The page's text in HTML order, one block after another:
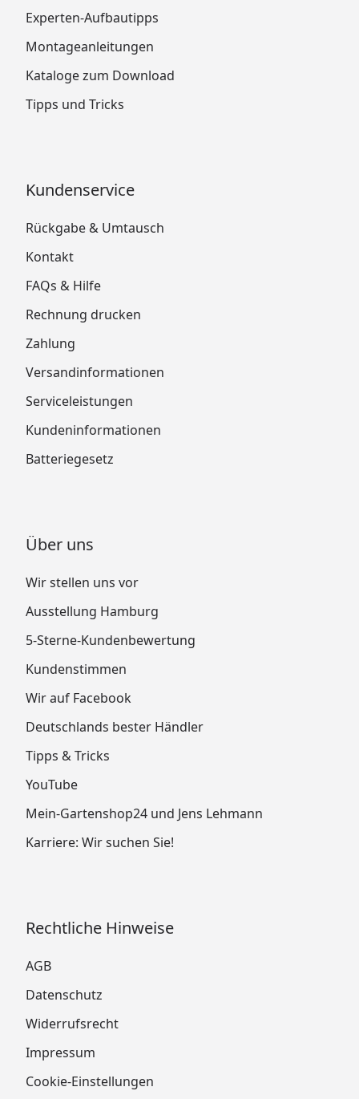
Experten-Aufbautipps
Montageanleitungen
Kataloge zum Download
Tipps und Tricks
Kundenservice
Rückgabe & Umtausch
Kontakt
FAQs & Hilfe
Rechnung drucken
Zahlung
Versandinformationen
Serviceleistungen
Kundeninformationen
Batteriegesetz
Über uns
Wir stellen uns vor
Ausstellung Hamburg
5-Sterne-Kundenbewertung
Kundenstimmen
Wir auf Facebook
Deutschlands bester Händler
Tipps & Tricks
YouTube
Mein-Gartenshop24 und Jens Lehmann
Karriere: Wir suchen Sie!
Rechtliche Hinweise
AGB
Datenschutz
Widerrufsrecht
Impressum
Cookie-Einstellungen